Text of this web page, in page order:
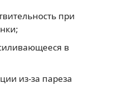
при
в
из-за пареза